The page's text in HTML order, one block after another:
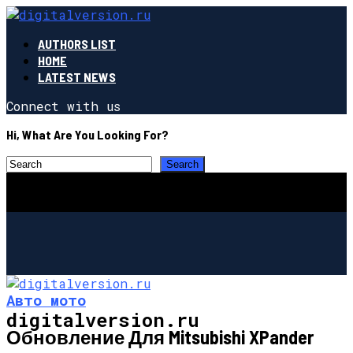
AUTHORS LIST
HOME
LATEST NEWS
Connect with us
Hi, What Are You Looking For?
digitalversion.ru
Авто мото
Обновление Для Mitsubishi XPander